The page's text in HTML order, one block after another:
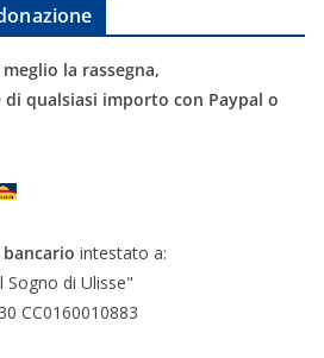
la rassegna,
qualsiasi importo con Paypal o
intestato a:
Sogno di Ulisse"
CC0160010883